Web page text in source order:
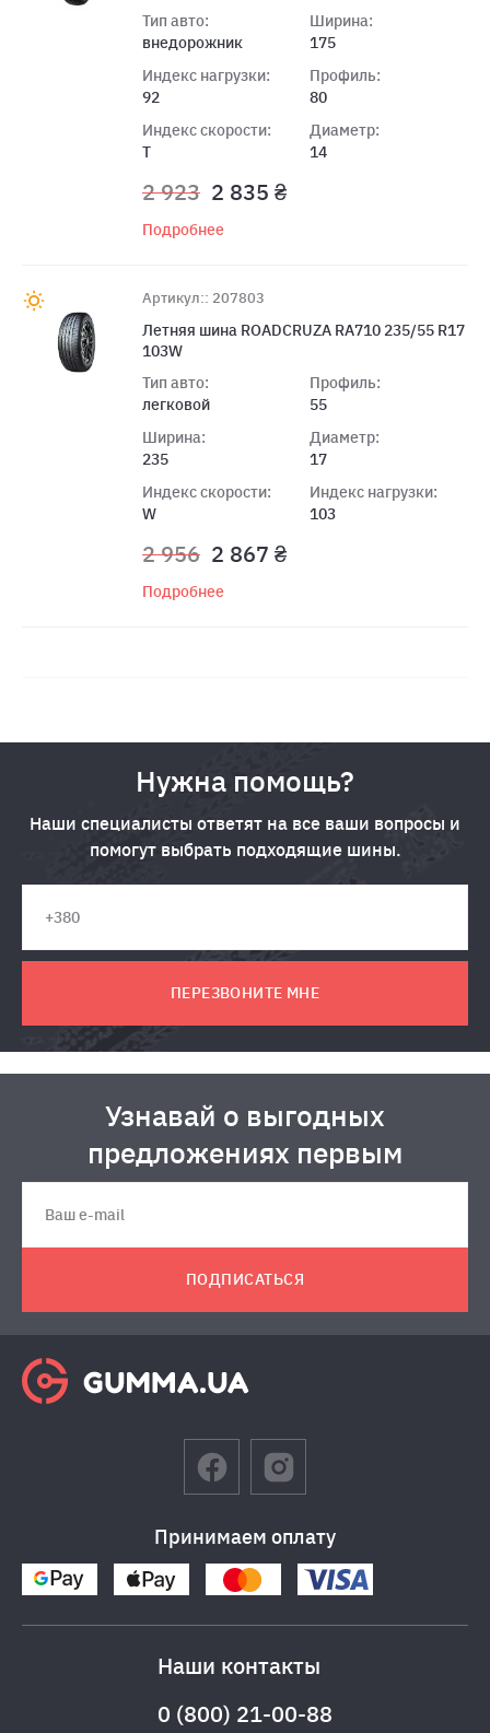
Тип авто:
внедорожник
Индекс нагрузки:
92
Индекс скорости:
T
Ширина:
175
Профиль:
80
Диаметр:
14
2 923 2 835 ₴
Подробнее
Артикул:: 207803
Летняя шина ROADCRUZA RA710 235/55 R17
103W
Тип авто:
легковой
Ширина:
235
Индекс скорости:
W
Профиль:
55
Диаметр:
17
Индекс нагрузки:
103
2 956 2 867 ₴
Подробнее
Нужна помощь?
Наши специалисты ответят на все ваши вопросы и
помогут выбрать подходящие шины.
ПЕРЕЗВОНИТЕ МНЕ
Узнавай о выгодных
предложениях первым
ПОДПИСАТЬСЯ
Принимаем оплату
Наши контакты
0 (800) 21-00-88